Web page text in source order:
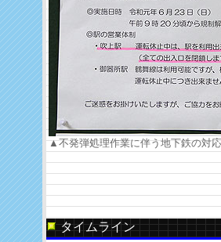
▲不発弾処理作業に伴う地下鉄の対応
タイムライン